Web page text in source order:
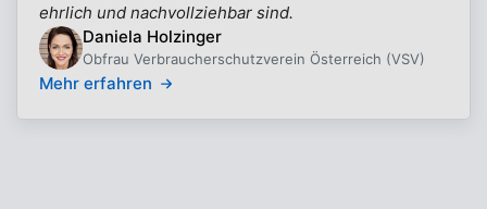
ehrlich und nachvollziehbar sind.
Daniela Holzinger
Obfrau Verbraucherschutzverein Österreich (VSV)
Mehr erfahren